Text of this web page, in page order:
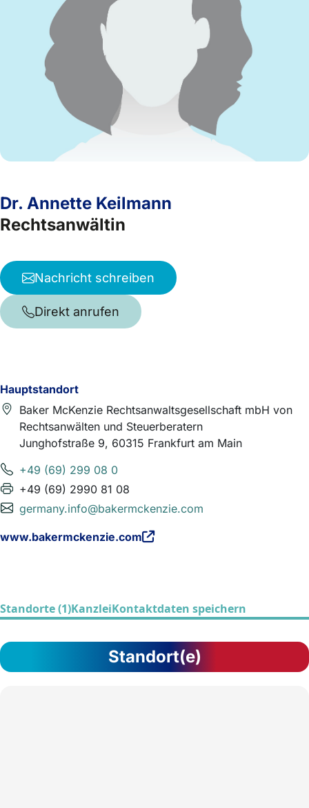
Hauptstandort
Baker McKenzie Rechtsanwaltsgesellschaft mbH von
Rechtsanwälten und Steuerberatern
Junghofstraße 9, 60315 Frankfurt am Main
+49 (69) 299 08 0
+49 (69) 2990 81 08
germany.info@bakermckenzie.com
www.bakermckenzie.com
Dr. Annette Keilmann
Rechtsanwältin
Nachricht schreiben
Direkt anrufen
Standorte (1)KanzleiKontaktdaten speichern
Standort(e)